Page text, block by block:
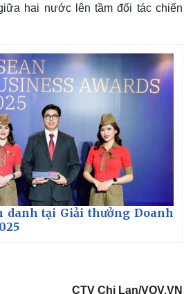
hai nước lên tầm đối tác chiến
danh tại Giải thưởng Doanh
CTV Chi Lan/VOV.VN